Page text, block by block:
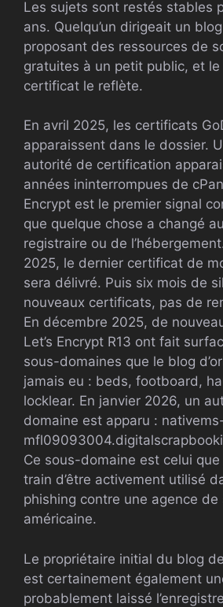
Les sujets sont restés stables
ans. Quelqu’un dirigeait un
proposant des ressources de
gratuites à un petit public, et
certificat le reflète.
En avril 2025, les certificats
apparaissent dans le dossier.
autorité de certification
années ininterrompues de
Encrypt est le premier signal
que quelque chose a changé
registraire ou de
2025, le dernier certificat de
sera délivré. Puis six mois de
nouveaux certificats, pas de
En décembre 2025, de
Let’s Encrypt R13 ont fait
sous-domaines que le blog
jamais eu : beds, footboard,
locklear. En janvier 2026, un
domaine est apparu :
Ce sous-domaine est celui que
train d’être activement utilisé
phishing contre une agence
américaine.
Le propriétaire initial du blog
est certainement également
probablement laissé